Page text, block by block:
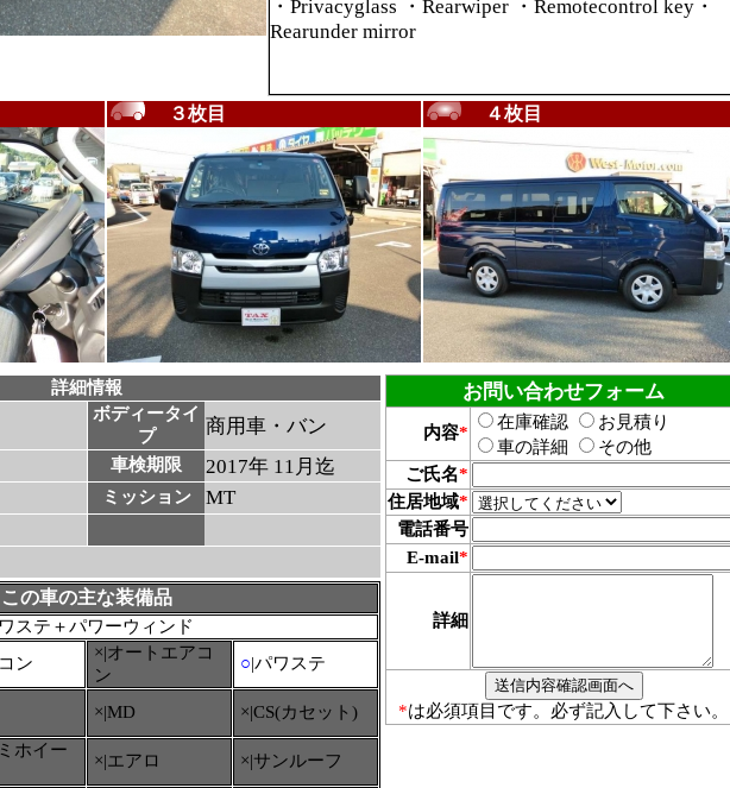
・Privacyglass ・Rearwiper ・Remotecontrol key・
Rearunder mirror
３枚目 ４枚目
詳細情報
ボディータイ
プ
商用車・バン
車検期限 2017年 11月迄
ミッション MT
この車の主な装備品
ステ＋パワーウィンド
ン
×|オートエアコ
ン
○|パワステ
×|MD
×|CS(カセット)
ホイー
×|エアロ
×|サンルーフ
お問い合わせフォーム
内容*
在庫確認
お見積り
車の詳細
その他
ご氏名*
住居地域*
電話番号
E-mail*
詳細
*は必須項目です。必ず記入して下さい。